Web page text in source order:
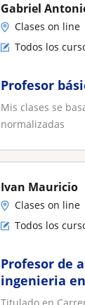
Gabriel
Clases on line
Todos los
Profesor
Mis clases se
normalizadas
Ivan Mauricio
Clases on line
Todos los
Profesor de
ingenieria
publica